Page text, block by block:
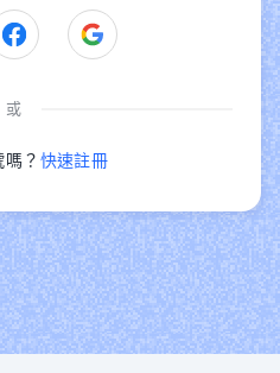
或
？ 快速註冊